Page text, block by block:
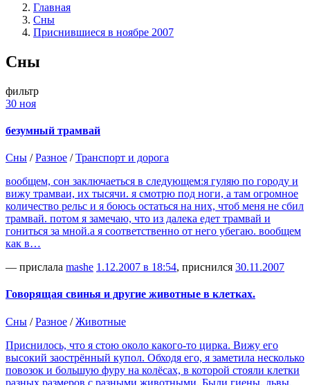
Главная
Сны
Приснившиеся в ноябре 2007
Сны
фильтр
30 ноя
безумный трамвай
Сны /Разное /Транспорт и дорога
вообщем, сон заключаеться в следующем:я гуляю по городу и
вижу трамваи, их тысячи. я смотрю под ноги, а там огромное
количество рельс и я боюсь остаться на них, чтоб меня не сбил
трамвай. потом я замечаю, что из далека едет трамвай и
гониться за мной.а я соответственно от него убегаю. вообщем
как в…
— прислала mashe 1.12.2007 в 18:54, приснился 30.11.2007
Говорящая свинья и другие животные в клетках.
Сны /Разное /Животные
Приснилось, что я стою около какого-то цирка. Вижу его
высокий заострённый купол. Обходя его, я заметила несколько
повозок и большую фуру на колёсах, в которой стояли клетки
разных размеров с разными животными. Были гиены, львы,